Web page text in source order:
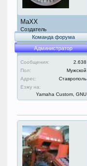
MaXX
Создатель
Команда форума
Администратор
Сообщения:
2.638
Пол:
Мужской
Адрес:
Ставрополь
Езжу на:
Yamaha Custom, GNU